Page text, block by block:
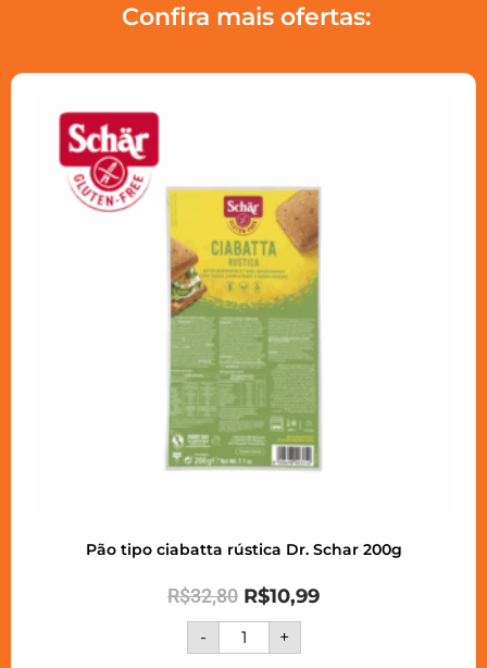
Confira mais ofertas:
Pão tipo ciabatta rústica Dr. Schar 200g
R$32,80 R$10,99
- +